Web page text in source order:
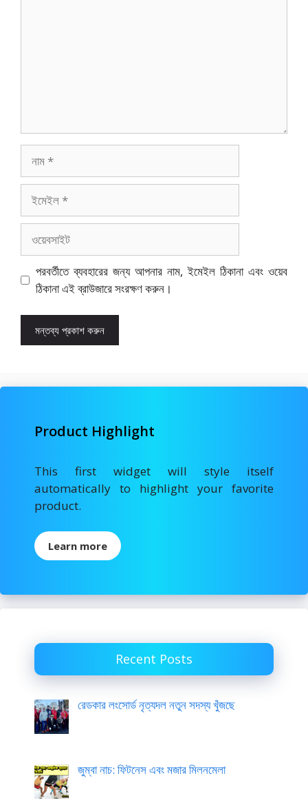
ইমেইল
পরবর্তীতে ব্যবহারের জন্য আপনার নাম, ইমেইল ঠিকানা এবং ওয়েব
ঠিকানা এই ব্রাউজারে সংরক্ষণ করুন।
Product Highlight
This first widget will style itself
automatically to highlight your favorite
product.
Learn more
Recent Posts
রেডকার লংসোর্ড নৃত্যদল নতুন সদস্য খুঁজছে
জুম্বা নাচ: ফিটনেস এবং মজার মিলনমেলা